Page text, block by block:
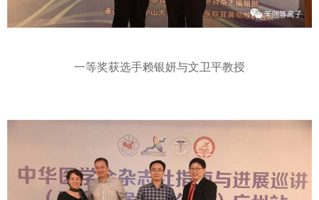
一等奖获选手赖银妍与文卫平教授